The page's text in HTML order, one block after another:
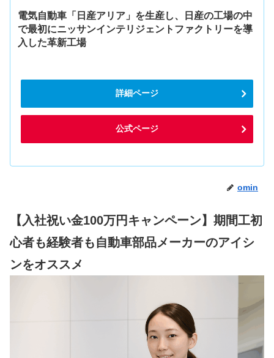
電気自動車「日産アリア」を生産し、日産の工場の中
で最初にニッサンインテリジェントファクトリーを導
入した革新工場
詳細ページ
公式ページ
omin
【入社祝い金100万円キャンペーン】期間工初
心者も経験者も自動車部品メーカーのアイシ
ンをオススメ